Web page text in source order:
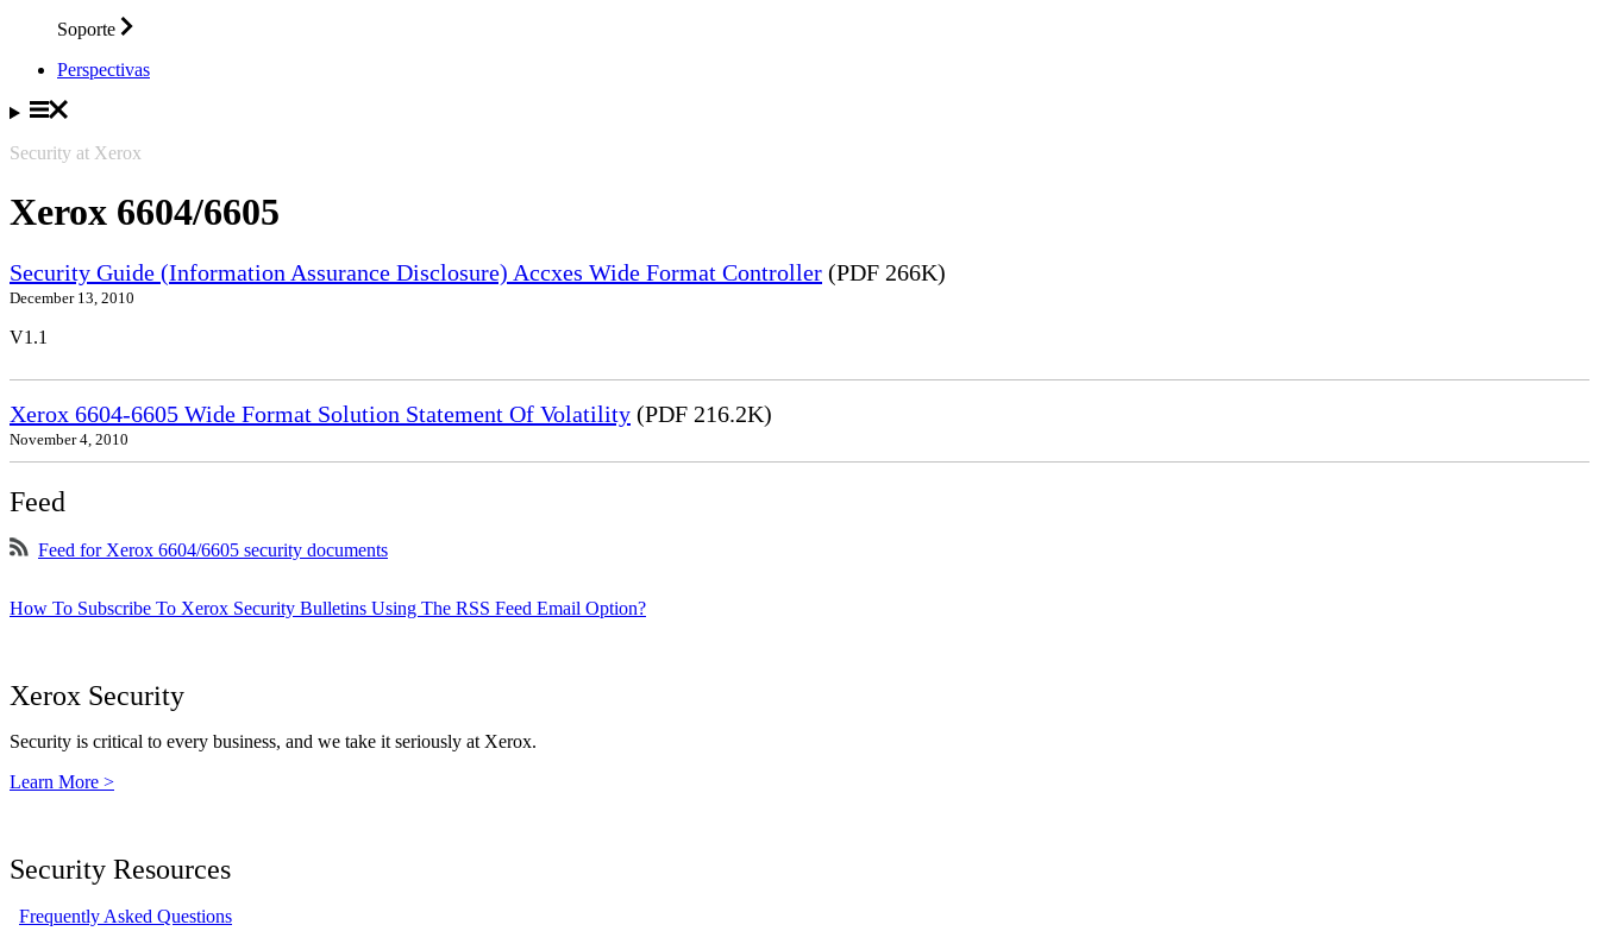
Soporte
Perspectivas
Security at Xerox
Xerox 6604/6605
Security Guide (Information Assurance Disclosure) Accxes Wide Format Controller (PDF 266K)
December 13, 2010
V1.1
Xerox 6604-6605 Wide Format Solution Statement Of Volatility (PDF 216.2K)
November 4, 2010
Feed
Feed for Xerox 6604/6605 security documents
How To Subscribe To Xerox Security Bulletins Using The RSS Feed Email Option?
Xerox Security
Security is critical to every business, and we take it seriously at Xerox.
Learn More >
Security Resources
Frequently Asked Questions